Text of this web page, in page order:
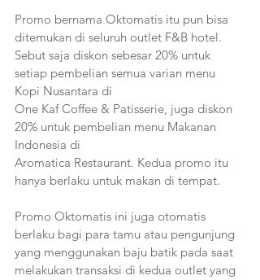
Promo bernama Oktomatis itu pun bisa
ditemukan di seluruh outlet F&B hotel.
Sebut saja diskon sebesar 20% untuk
setiap pembelian semua varian menu
Kopi Nusantara di
One Kaf Coffee & Patisserie, juga diskon
20% untuk pembelian menu Makanan
Indonesia di
Aromatica Restaurant. Kedua promo itu
hanya berlaku untuk makan di tempat.
Promo Oktomatis ini juga otomatis
berlaku bagi para tamu atau pengunjung
yang menggunakan baju batik pada saat
melakukan transaksi di kedua outlet yang